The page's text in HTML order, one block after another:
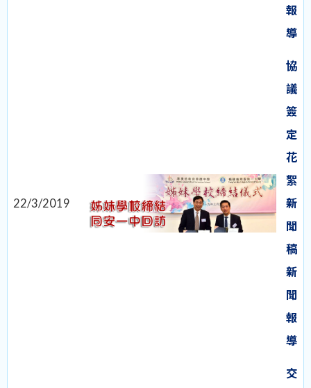
報
導
22/3/2019
協
議
簽
定
花
絮
新
聞
稿
新
聞
報
導
交